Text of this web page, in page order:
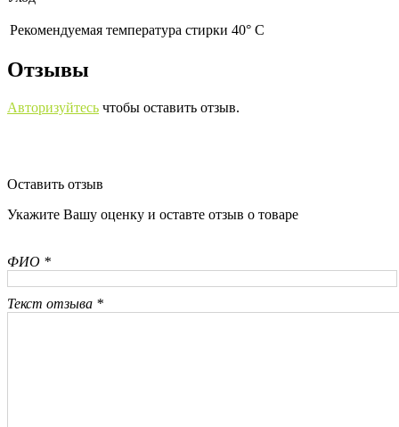
Рекомендуемая температура стирки 40° С
Отзывы
Авторизуйтесь чтобы оставить отзыв.
Оставить отзыв
Укажите Вашу оценку и оставте отзыв о товаре
ФИО *
Текст отзыва *